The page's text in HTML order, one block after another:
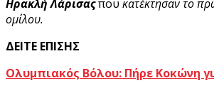
Ηρακλή Λάρισαςπου κατέκτησαν το
ομίλου.
ΔΕΙΤΕ ΕΠΙΣΗΣ
Ολυμπιακός Βόλου: Πήρε Κοκώνη